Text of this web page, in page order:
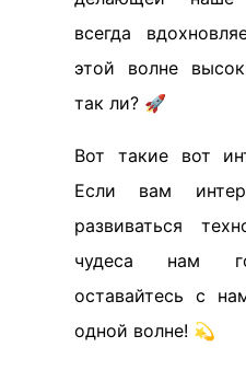
всегда
этой волне
так ли? 🚀
Вот такие вот
Если вам
развиваться
чудеса нам
оставайтесь с
одной волне! 💫